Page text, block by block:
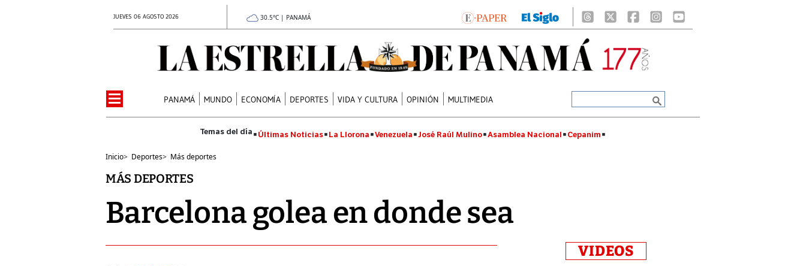
JUEVES 06 AGOSTO 2026 30.5°C | PANAMÁ
PANAMÁ MUNDO ECONOMÍA DEPORTES VIDA Y CULTURA OPINIÓN MULTIMEDIA
Últimas Noticias La Llorona Venezuela José Raúl Mulino Asamblea Nacional Cepanim
Inicio> Deportes> Más deportes
MÁS DEPORTES
Barcelona golea en donde sea
VIDEOS